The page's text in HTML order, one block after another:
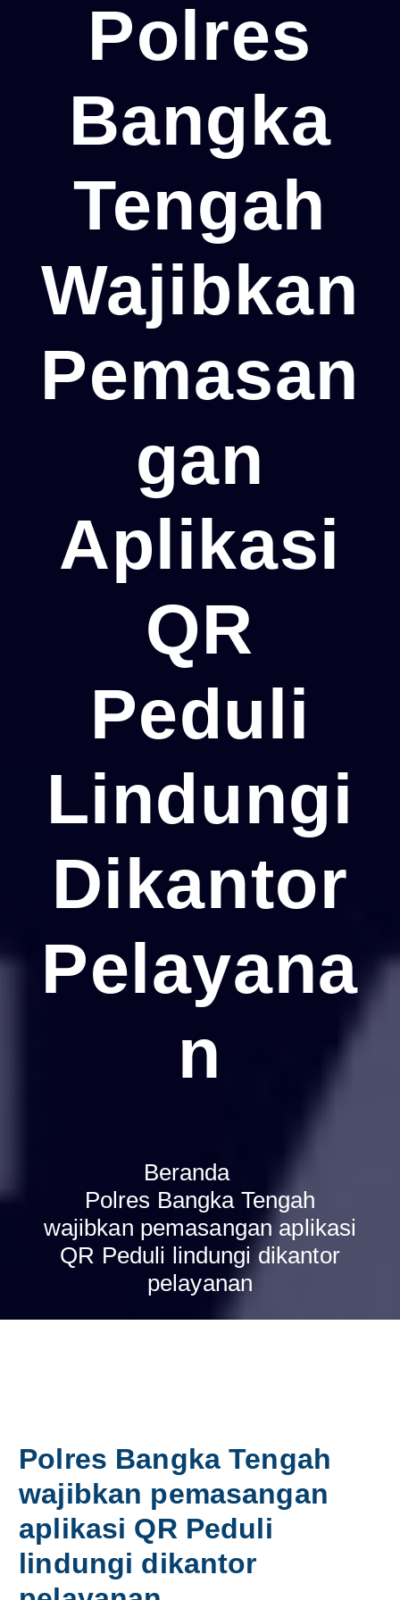
Polres
Bangka
Tengah
Wajibkan
Pemasan
Gan
Aplikasi
QR
Peduli
Lindungi
Dikantor
Pelayana
N
Beranda
Polres Bangka Tengah
wajibkan pemasangan aplikasi
QR Peduli lindungi dikantor
pelayanan
Polres Bangka Tengah
wajibkan pemasangan
aplikasi QR Peduli
lindungi dikantor